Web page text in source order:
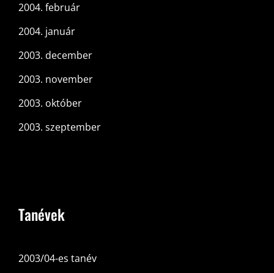
2004. február
2004. január
2003. december
2003. november
2003. október
2003. szeptember
Tanévek
2003/04-es tanév